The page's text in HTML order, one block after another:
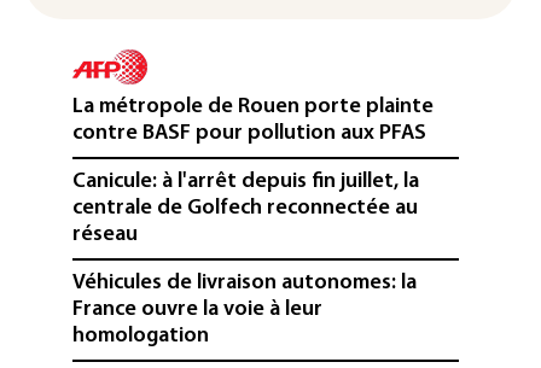
La métropole de Rouen porte plainte
contre BASF pour pollution aux PFAS
Canicule: à l'arrêt depuis fin juillet, la
centrale de Golfech reconnectée au
réseau
Véhicules de livraison autonomes: la
France ouvre la voie à leur
homologation